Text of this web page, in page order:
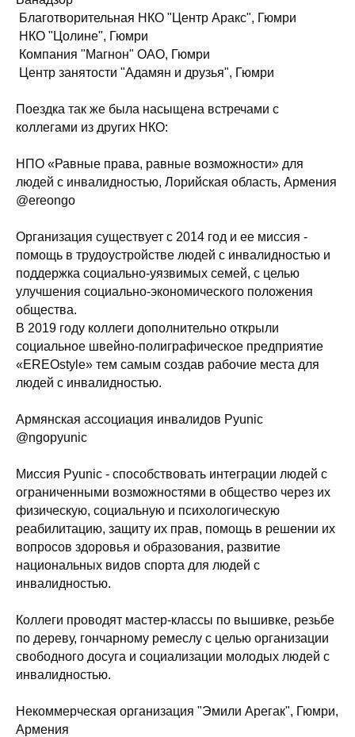
Благотворительная НКО "Центр Аракс", Гюмри
НКО "Цолине", Гюмри
Компания "Магнон" ОАО, Гюмри
Центр занятости "Адамян и друзья", Гюмри
Поездка так же была насыщена встречами с
коллегами из других НКО:
НПО «Равные права, равные возможности» для
людей с инвалидностью, Лорийская область, Армения
@ereongo
Организация существует с 2014 год и ее миссия -
помощь в трудоустройстве людей с инвалидностью и
поддержка социально-уязвимых семей, с целью
улучшения социально-экономического положения
общества.
В 2019 году коллеги дополнительно открыли
социальное швейно-полиграфическое предприятие
«EREOstyle» тем самым создав рабочие места для
людей с инвалидностью.
Армянская ассоциация инвалидов Pyunic
@ngopyunic
Миссия Pyunic - способствовать интеграции людей с
ограниченными возможностями в общество через их
физическую, социальную и психологическую
реабилитацию, защиту их прав, помощь в решении их
вопросов здоровья и образования, развитие
национальных видов спорта для людей с
инвалидностью.
Коллеги проводят мастер-классы по вышивке, резьбе
по дереву, гончарному ремеслу с целью организации
свободного досуга и социализации молодых людей с
инвалидностью.
Некоммерческая организация "Эмили Арегак", Гюмри,
Армения